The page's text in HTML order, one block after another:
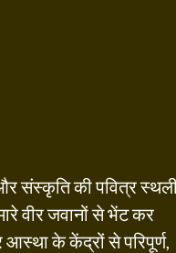
संस्कृति की पवित्र
वीर जवानों से भेंट कर
के केंद्रों से परिपूर्ण,